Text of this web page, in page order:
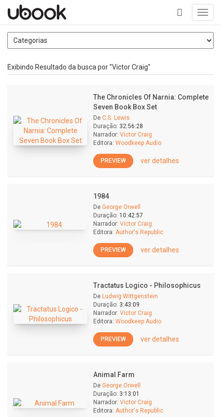
+
Exibindo Resultado da busca por "Victor Craig"
The Chronicles Of Narnia: Complete
Seven Book Box Set
De C.S. Lewis
Duração: 32:56:28
Narrador: Victor Craig
Editora: Woodkeep Audio
PREVIEW ver detalhes
1984
De George Orwell
Duração: 10:42:57
Narrador: Victor Craig
Editora: Author's Republic
PREVIEW ver detalhes
Tractatus Logico - Philosophicus
De Ludwig Wittgenstein
Duração: 3:43:09
Narrador: Victor Craig
Editora: Woodkeep Audio
PREVIEW ver detalhes
Animal Farm
De George Orwell
Duração: 3:13:01
Narrador: Victor Craig
Editora: Author's Republic